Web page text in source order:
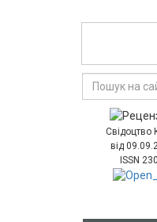
від
ISSN